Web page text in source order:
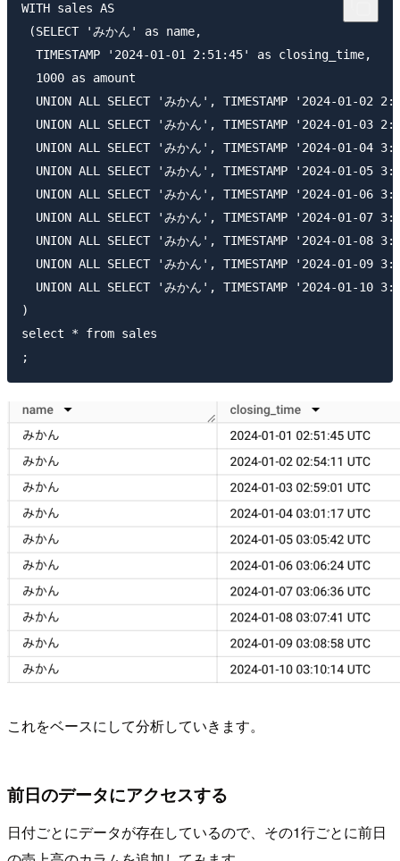
WITH sales AS
(SELECT 'みかん' as name,
  TIMESTAMP '2024-01-01 2:51:45' as closing_time,
  1000 as amount
UNION ALL SELECT 'みかん', TIMESTAMP '2024-01-02
UNION ALL SELECT 'みかん', TIMESTAMP '2024-01-03
UNION ALL SELECT 'みかん', TIMESTAMP '2024-01-04
UNION ALL SELECT 'みかん', TIMESTAMP '2024-01-05
UNION ALL SELECT 'みかん', TIMESTAMP '2024-01-06
UNION ALL SELECT 'みかん', TIMESTAMP '2024-01-07
UNION ALL SELECT 'みかん', TIMESTAMP '2024-01-08
UNION ALL SELECT 'みかん', TIMESTAMP '2024-01-09
UNION ALL SELECT 'みかん', TIMESTAMP '2024-01-10
)
select * from sales
これをベースにして分析していきます。
前日のデータにアクセスする
日付ごとにデータが存在しているので、その1行ごとに前日